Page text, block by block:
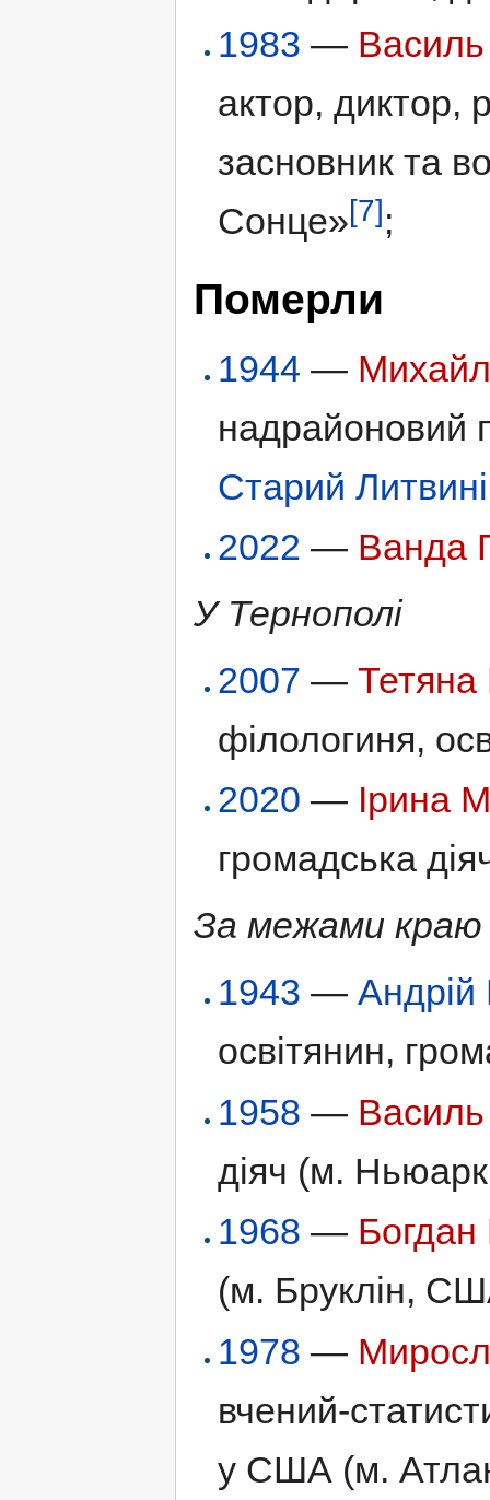
1983 —
актор, диктор,
засновник та
Сонце»[7];
Померли
1944 —
надрайоновий
Старий
2022 — Ванда
У Тернополі
2007 —Тетяна
філологиня,
2020 — Ірина
громадська
За межами краю
1943 —
освітянин,
1958 — Василь
діяч (м.
1968 —
(м. Бруклін,
1978 —
вчений-
у США (м.